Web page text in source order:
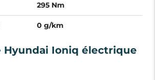
295 Nm
0 g/km
Hyundai Ioniq électrique